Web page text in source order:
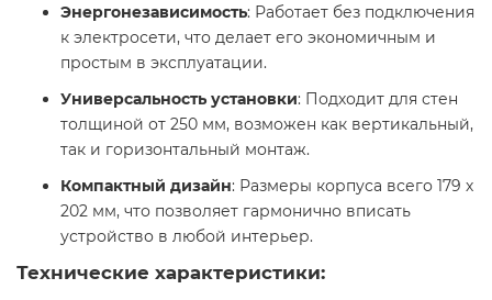
Энергонезависимость: Работает без подключения
к электросети, что делает его экономичным и
простым в эксплуатации.
Универсальность установки: Подходит для стен
толщиной от 250 мм, возможен как вертикальный,
так и горизонтальный монтаж.
Компактный дизайн: Размеры корпуса всего 179 х
202 мм, что позволяет гармонично вписать
устройство в любой интерьер.​
Технические характеристики: